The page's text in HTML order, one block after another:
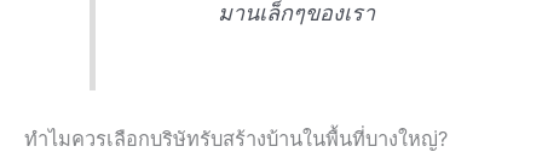
มานเล็กๆของเรา
ทำไมควรเลือกบริษัทรับสร้างบ้านในพื้นที่บางใหญ่?